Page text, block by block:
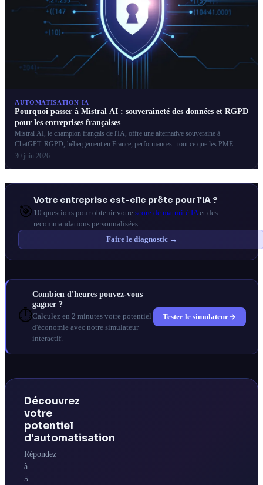
AUTOMATISATION IA
Pourquoi passer à Mistral AI : souveraineté des données et RGPD
pour les entreprises françaises
Mistral AI, le champion français de l'IA, offre une alternative souveraine à
ChatGPT. RGPD, hébergement en France, performances : tout ce que les PME
françaises doivent savoir.
30 juin 2026
🎯
Votre entreprise est-elle prête pour l'IA ?
10 questions pour obtenir votre score de maturité IAet des
recommandations personnalisées.
Faire le diagnostic →
⏱️
Combien d'heures pouvez-vous
gagner ?
Calculez en 2 minutes votre potentiel
d'économie avec notre simulateur
interactif.
Tester le simulateur
Découvrez
votre
potentiel
d'automatisation
Répondez
à
5